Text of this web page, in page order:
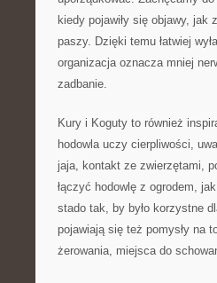
kiedy pojawiły się objawy, jak
paszy. Dzięki temu łatwiej
organizacja oznacza mniej
zadbanie.
Kury i Koguty to również
hodowla uczy cierpliwości,
jaja, kontakt ze zwierzętami,
łączyć hodowlę z ogrodem,
stado tak, by było korzystne
pojawiają się też pomysły na
żerowania, miejsca do